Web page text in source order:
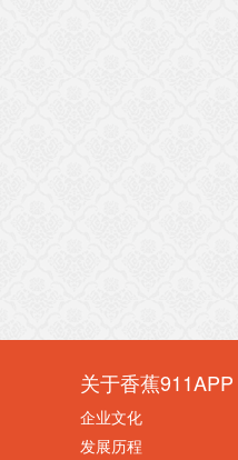
关于香蕉911APP
企业文化
发展历程